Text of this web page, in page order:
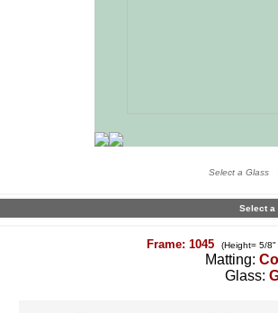
Select a Glass
Select a
Frame: 1045 (Height= 5/
Matting:
Glass: